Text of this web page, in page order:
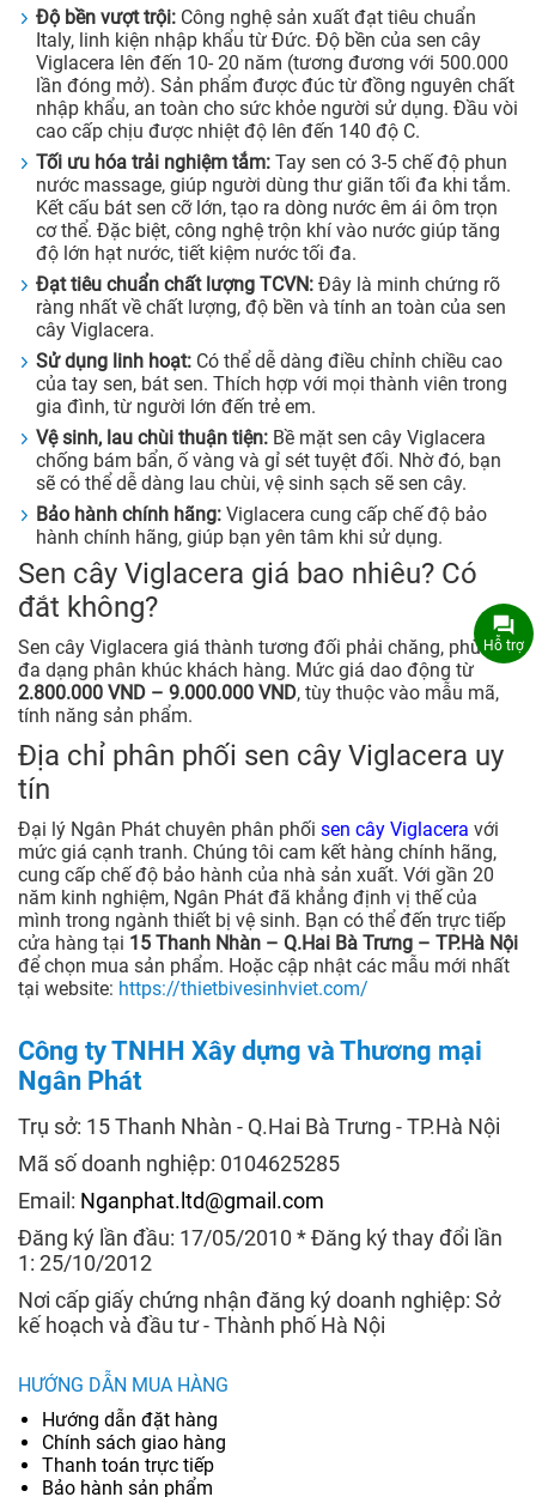
Độ bền vượt trội: Công nghệ sản xuất đạt tiêu chuẩn
Italy, linh kiện nhập khẩu từ Đức. Độ bền của sen cây
Viglacera lên đến 10- 20 năm (tương đương với 500.000
lần đóng mở). Sản phẩm được đúc từ đồng nguyên chất
nhập khẩu, an toàn cho sức khỏe người sử dụng. Đầu vòi
cao cấp chịu được nhiệt độ lên đến 140 độ C.
Tối ưu hóa trải nghiệm tắm: Tay sen có 3-5 chế độ phun
nước massage, giúp người dùng thư giãn tối đa khi tắm.
Kết cấu bát sen cỡ lớn, tạo ra dòng nước êm ái ôm trọn
cơ thể. Đặc biệt, công nghệ trộn khí vào nước giúp tăng
độ lớn hạt nước, tiết kiệm nước tối đa.
Đạt tiêu chuẩn chất lượng TCVN: Đây là minh chứng rõ
ràng nhất về chất lượng, độ bền và tính an toàn của sen
cây Viglacera.
Sử dụng linh hoạt: Có thể dễ dàng điều chỉnh chiều cao
của tay sen, bát sen. Thích hợp với mọi thành viên trong
gia đình, từ người lớn đến trẻ em.
Vệ sinh, lau chùi thuận tiện: Bề mặt sen cây Viglacera
chống bám bẩn, ố vàng và gỉ sét tuyệt đối. Nhờ đó, bạn
sẽ có thể dễ dàng lau chùi, vệ sinh sạch sẽ sen cây.
Bảo hành chính hãng: Viglacera cung cấp chế độ bảo
hành chính hãng, giúp bạn yên tâm khi sử dụng.
Sen cây Viglacera giá bao nhiêu? Có
đắt không?
Sen cây Viglacera giá thành tương đối phải chăng, phù hợp
đa dạng phân khúc khách hàng. Mức giá dao động từ
2.800.000 VND – 9.000.000 VND, tùy thuộc vào mẫu mã,
tính năng sản phẩm.
Địa chỉ phân phối sen cây Viglacera uy
tín
Đại lý Ngân Phát chuyên phân phối sen cây Viglacera với
mức giá cạnh tranh. Chúng tôi cam kết hàng chính hãng,
cung cấp chế độ bảo hành của nhà sản xuất. Với gần 20
năm kinh nghiệm, Ngân Phát đã khẳng định vị thế của
mình trong ngành thiết bị vệ sinh. Bạn có thể đến trực tiếp
cửa hàng tại 15 Thanh Nhàn – Q.Hai Bà Trưng – TP.Hà Nội
để chọn mua sản phẩm. Hoặc cập nhật các mẫu mới nhất
tại website: https://thietbivesinhviet.com/
Công ty TNHH Xây dựng và Thương mại
Ngân Phát
Trụ sở: 15 Thanh Nhàn - Q.Hai Bà Trưng - TP.Hà Nội
Mã số doanh nghiệp: 0104625285
Email: Nganphat.ltd@gmail.com
Đăng ký lần đầu: 17/05/2010 * Đăng ký thay đổi lần
1: 25/10/2012
Nơi cấp giấy chứng nhận đăng ký doanh nghiệp: Sở
kế hoạch và đầu tư - Thành phố Hà Nội
HƯỚNG DẪN MUA HÀNG
Hướng dẫn đặt hàng
Chính sách giao hàng
Thanh toán trực tiếp
Bảo hành sản phẩm
Hỗ trợ